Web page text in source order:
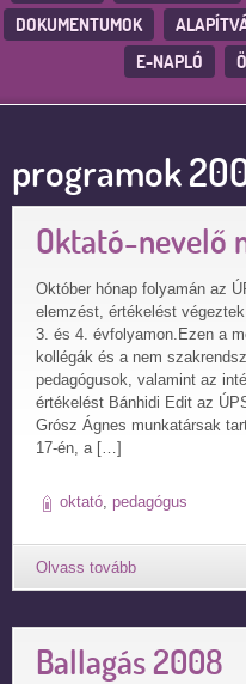
DOKUMENTUMOK
E-NAPLÓ
programok
Oktató-nevelő
Október hónap folyamán az
elemzést, értékelést
3. és 4. évfolyamon.Ezen a
kollégák és a nem
pedagógusok, valamint az
értékelést Bánhidi Edit az
Grósz Ágnes munkatársak
17-én, a […]
oktató, pedagógus
Ballagás 2008